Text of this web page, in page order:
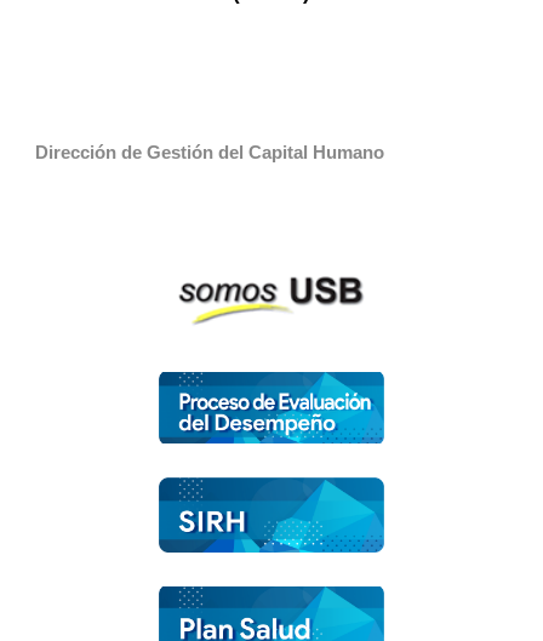
Dirección de Gestión del Capital Humano